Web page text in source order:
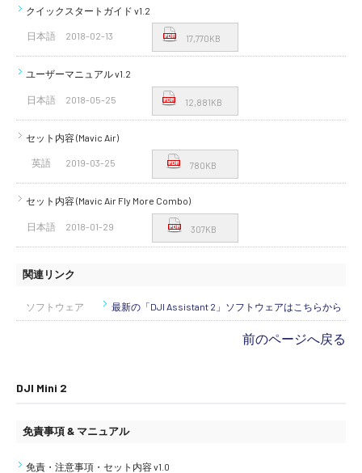
クイックスタートガイド v1.2
日本語 2018-02-13 17,770KB
ユーザーマニュアル v1.2
日本語 2018-05-25 12,881KB
セット内容 (Mavic Air)
英語 2019-03-25 780KB
セット内容 (Mavic Air Fly More Combo)
日本語 2018-01-29 307KB
関連リンク
ソフトウェア 最新の「DJI Assistant 2」ソフトウェアはこちらから
前のページへ戻る
DJI Mini 2
免責事項 & マニュアル
免責・注意事項・セット内容 v1.0